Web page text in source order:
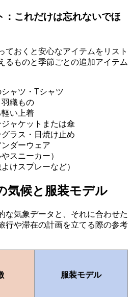
：これだけは忘れないでほ
ておくと安心なアイテムをリスト
るものと季節ごとの追加アイテム
ャツ・Tシャツ
織もの
い上着
ャケットまたは傘
ラス・日焼け止め
ダーウェア
スニーカー）
けスプレーなど）
気候と服装モデル
な気象データと、それに合わせた
行や滞在の計画を立てる際の参考
服装モデル